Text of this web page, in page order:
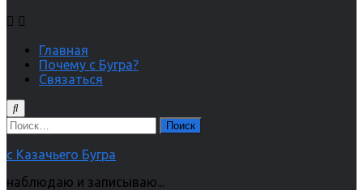
Главная
Почему с Бугра?
Связаться
Найти:
с Казачьего Бугра
наблюдаю и записываю...